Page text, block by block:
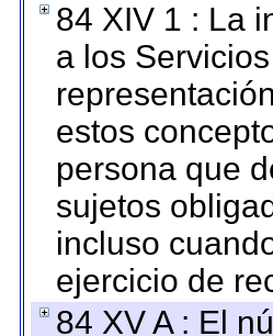
84 XIV 1 : La
a los
estos
persona que
sujetos
incluso
ejercicio de
84 XV A : El